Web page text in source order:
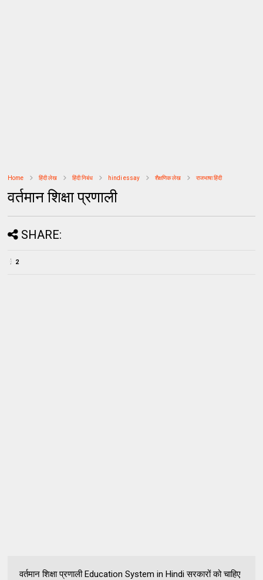
Home हिंदी लेख हिंदी निबंध hindi essay शैक्षणिक लेख राजभाषा हिंदी
वर्तमान शिक्षा प्रणाली
SHARE:
2
वर्तमान शिक्षा प्रणाली Education System in Hindi सरकारों को चाहिए